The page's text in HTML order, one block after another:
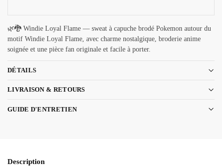
🌿🐉 Windie Loyal Flame — sweat à capuche brodé Pokemon autour du
motif Windie Loyal Flame, avec charme nostalgique, broderie anime
soignée et une pièce fan originale et facile à porter.
DÉTAILS
LIVRAISON & RETOURS
GUIDE D'ENTRETIEN
Description